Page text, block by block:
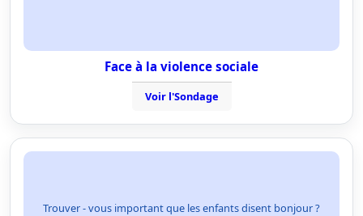
Face à la violence sociale
Voir l'Sondage
Trouver - vous important que les enfants disent bonjour ?